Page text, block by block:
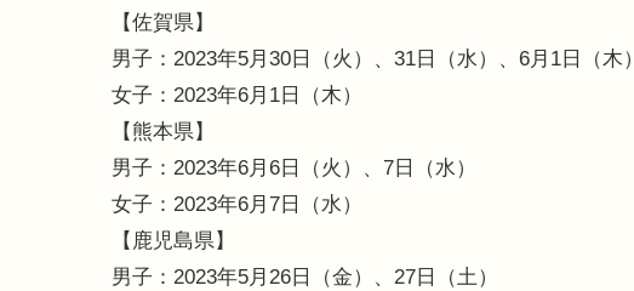
【佐賀県】
男子：2023年5月30日（火）、31日（水）、6月1日（木）
女子：2023年6月1日（木）
【熊本県】
男子：2023年6月6日（火）、7日（水）
女子：2023年6月7日（水）
【鹿児島県】
男子：2023年5月26日（金）、27日（土）